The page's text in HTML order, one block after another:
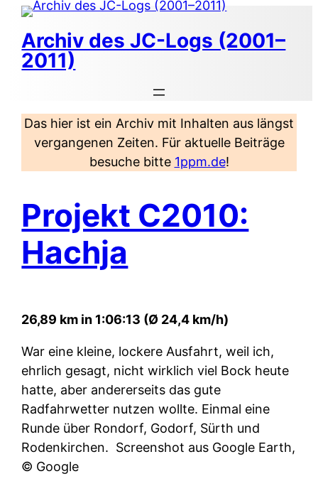
Zum
Inhalt
springen
Archiv des JC-Logs (2001–
2011)
Das hier ist ein Archiv mit Inhalten aus längst
vergangenen Zeiten. Für aktuelle Beiträge
besuche bitte 1ppm.de!
Projekt C2010:
Hachja
26,89 km in 1:06:13 (Ø 24,4 km/h)
War eine kleine, lockere Ausfahrt, weil ich,
ehrlich gesagt, nicht wirklich viel Bock heute
hatte, aber andererseits das gute
Radfahrwetter nutzen wollte. Einmal eine
Runde über Rondorf, Godorf, Sürth und
Rodenkirchen. Screenshot aus Google Earth,
© Google